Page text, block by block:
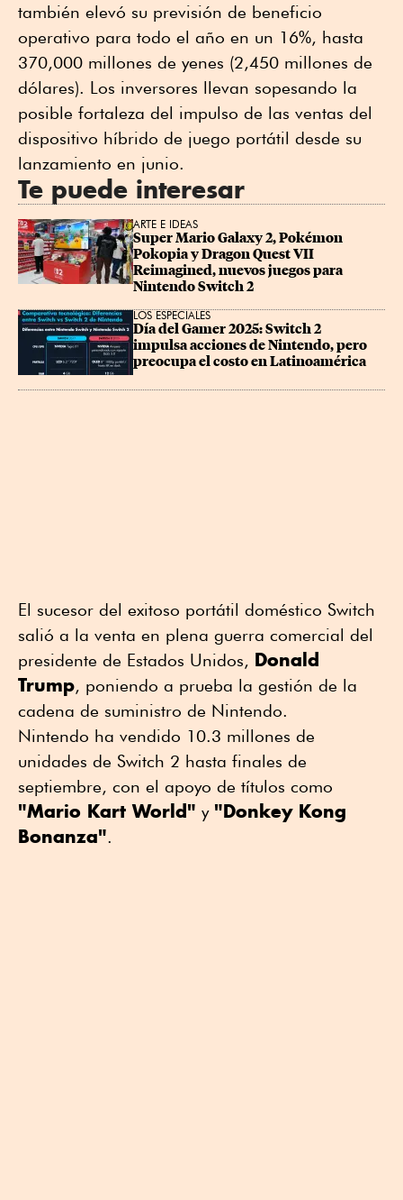
también elevó su previsión de beneficio
operativo para todo el año en un 16%, hasta
370,000 millones de yenes (2,450 millones de
dólares). Los inversores llevan sopesando la
posible fortaleza del impulso de las ventas del
dispositivo híbrido de juego portátil desde su
lanzamiento en junio.
Te puede interesar
ARTE E IDEAS
Super Mario Galaxy 2, Pokémon
Pokopia y Dragon Quest VII
Reimagined, nuevos juegos para
Nintendo Switch 2
LOS ESPECIALES
Día del Gamer 2025: Switch 2
impulsa acciones de Nintendo, pero
preocupa el costo en Latinoamérica
El sucesor del exitoso portátil doméstico Switch
salió a la venta en plena guerra comercial del
presidente de Estados Unidos, Donald
Trump, poniendo a prueba la gestión de la
cadena de suministro de Nintendo.
Nintendo ha vendido 10.3 millones de
unidades de Switch 2 hasta finales de
septiembre, con el apoyo de títulos como
"Mario Kart World" y "Donkey Kong
Bonanza".